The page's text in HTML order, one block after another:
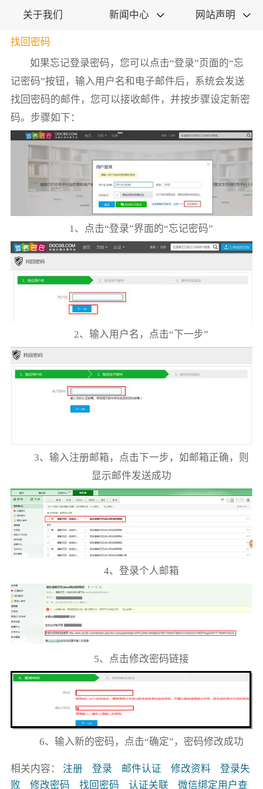
关于我们 新闻中心  网站声明 
找回密码
如果忘记登录密码，您可以点击“登录”页面的“忘
记密码”按钮，输入用户名和电子邮件后，系统会发送
找回密码的邮件，您可以接收邮件，并按步骤设定新密
码。步骤如下：
1、点击“登录”界面的“忘记密码”
2、输入用户名，点击“下一步”
3、输入注册邮箱，点击下一步，如邮箱正确，则
显示邮件发送成功
4、登录个人邮箱
5、点击修改密码链接
6、输入新的密码，点击“确定”，密码修改成功
相关内容： 注册 登录 邮件认证 修改资料
登录失
败
修改密码 找回密码 认证关联 微信绑定用户查